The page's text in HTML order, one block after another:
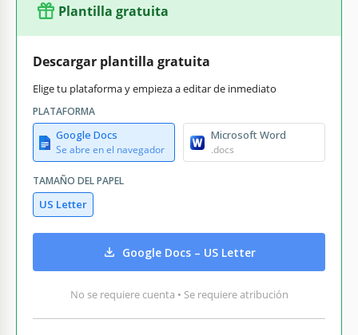
Plantilla gratuita
Descargar plantilla gratuita
Elige tu plataforma y empieza a editar de inmediato
PLATAFORMA
Google Docs
Se abre en el navegador
Microsoft Word
.docs
TAMAÑO DEL PAPEL
US Letter
Google Docs – US Letter
No se requiere cuenta • Se requiere atribución